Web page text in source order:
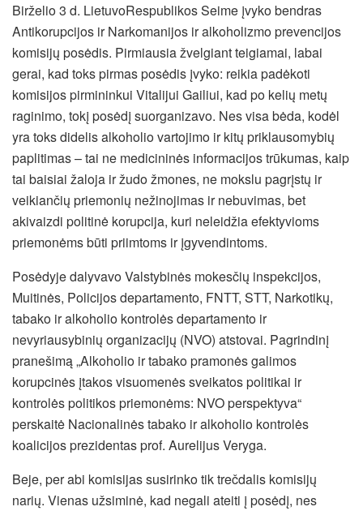
Birželio 3 d. LietuvoRespublikos Seime įvyko bendras
Antikorupcijos ir Narkomanijos ir alkoholizmo prevencijos
komisijų posėdis. Pirmiausia žvelgiant teigiamai, labai
gerai, kad toks pirmas posėdis įvyko: reikia padėkoti
komisijos pirmininkui Vitalijui Gailiui, kad po kelių metų
raginimo, tokį posėdį suorganizavo. Nes visa bėda, kodėl
yra toks didelis alkoholio vartojimo ir kitų priklausomybių
paplitimas – tai ne medicininės informacijos trūkumas, kaip
tai baisiai žaloja ir žudo žmones, ne mokslu pagrįstų ir
veikiančių priemonių nežinojimas ir nebuvimas, bet
akivaizdi politinė korupcija, kuri neleidžia efektyvioms
priemonėms būti priimtoms ir įgyvendintoms.
Posėdyje dalyvavo Valstybinės mokesčių inspekcijos,
Muitinės, Policijos departamento, FNTT, STT, Narkotikų,
tabako ir alkoholio kontrolės departamento ir
nevyriausybinių organizacijų (NVO) atstovai. Pagrindinį
pranešimą „Alkoholio ir tabako pramonės galimos
korupcinės įtakos visuomenės sveikatos politikai ir
kontrolės politikos priemonėms: NVO perspektyva“
perskaitė Nacionalinės tabako ir alkoholio kontrolės
koalicijos prezidentas prof. Aurelijus Veryga.
Beje, per abi komisijas susirinko tik trečdalis komisijų
narių. Vienas užsiminė, kad negali ateiti į posėdį, nes